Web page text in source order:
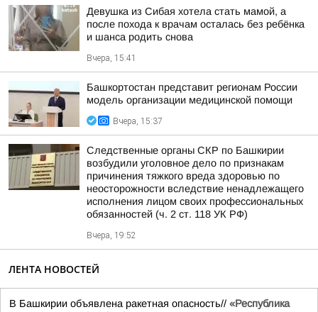
Девушка из Сибая хотела стать мамой, а
после похода к врачам осталась без ребёнка
и шанса родить снова
Вчера, 15:41
Башкортостан представит регионам России
модель организации медицинской помощи
Вчера, 15:37
Следственные органы СКР по Башкирии
возбудили уголовное дело по признакам
причинения тяжкого вреда здоровью по
неосторожности вследствие ненадлежащего
исполнения лицом своих профессиональных
обязанностей (ч. 2 ст. 118 УК РФ)
Вчера, 19:52
ЛЕНТА НОВОСТЕЙ
В Башкирии объявлена ракетная опасность// «Республика